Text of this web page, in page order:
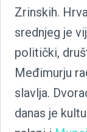
Zrinskih.
srednjeg je
politički,
Međimurju
slavlja.
danas je